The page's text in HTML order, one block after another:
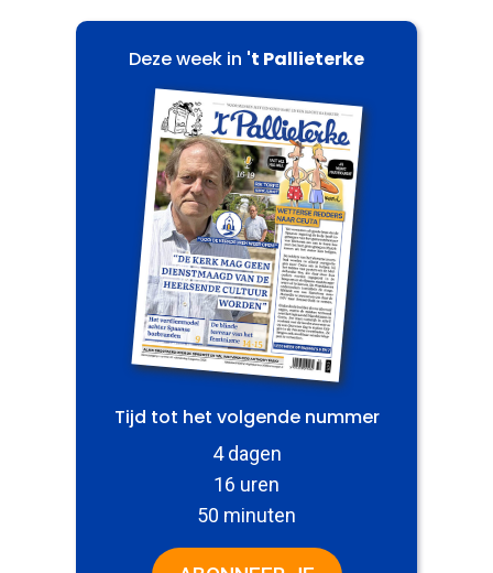
Deze week in 't Pallieterke
Tijd tot het volgende nummer
4 dagen
16 uren
50 minuten